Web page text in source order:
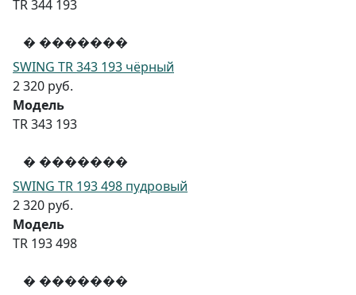
TR 344 193
� �������
SWING TR 343 193 чёрный
2 320 руб.
Модель
TR 343 193
� �������
SWING TR 193 498 пудровый
2 320 руб.
Модель
TR 193 498
� �������